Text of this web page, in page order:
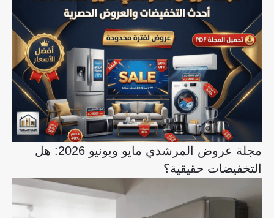
مجلة عروض المرشدي مايو ويونيو 2026: هل
التخفيضات حقيقية؟